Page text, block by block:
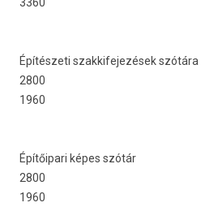
Építészeti szak­kifejezések szótára
2800
1960
Építőipari képes szótár
2800
1960